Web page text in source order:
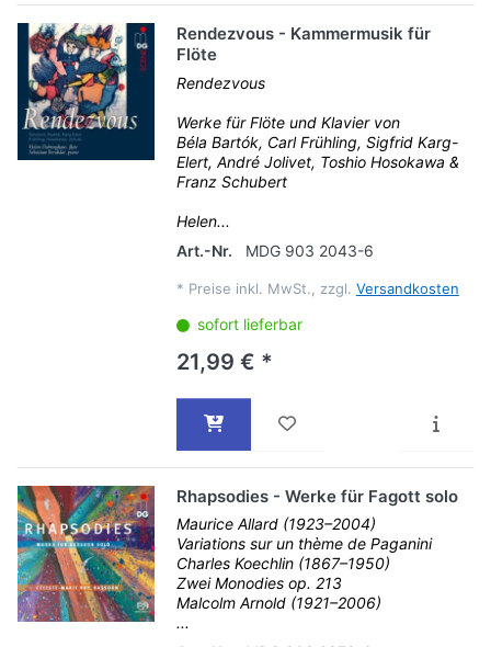
Rendezvous - Kammermusik für
Flöte
Rendezvous
Werke für Flöte und Klavier von
Béla Bartók, Carl Frühling, Sigfrid Karg-
Elert, André Jolivet, Toshio Hosokawa &
Franz Schubert
Helen...
Art.-Nr.
MDG 903 2043-6
* Preise inkl. MwSt., zzgl. Versandkosten
sofort lieferbar
21,99 € *
Rhapsodies - Werke für Fagott solo
Maurice Allard (1923–2004)
Variations sur un thème de Paganini
Charles Koechlin (1867–1950)
Zwei Monodies op. 213
Malcolm Arnold (1921–2006)
...